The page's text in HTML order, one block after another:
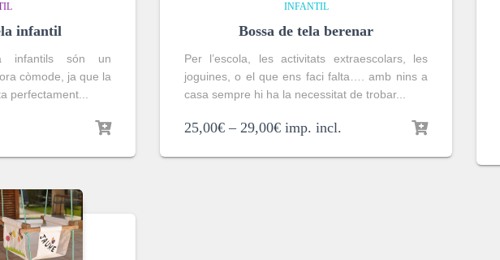
infantil
infantils són un
còmode, ja que la
perfectament...
INFANTIL
Bossa de tela berenar
Per l’escola, les activitats extraescolars, les
joguines, o el que ens faci falta…. amb nins a
casa sempre hi ha la necessitat de trobar...
25,00€ – 29,00€ imp. incl.